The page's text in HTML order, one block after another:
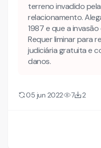
terreno invadido
relacionamento.
1987 e que a
Requer liminar para
judiciária gratuita e
danos.
05 jun 2022 7 2